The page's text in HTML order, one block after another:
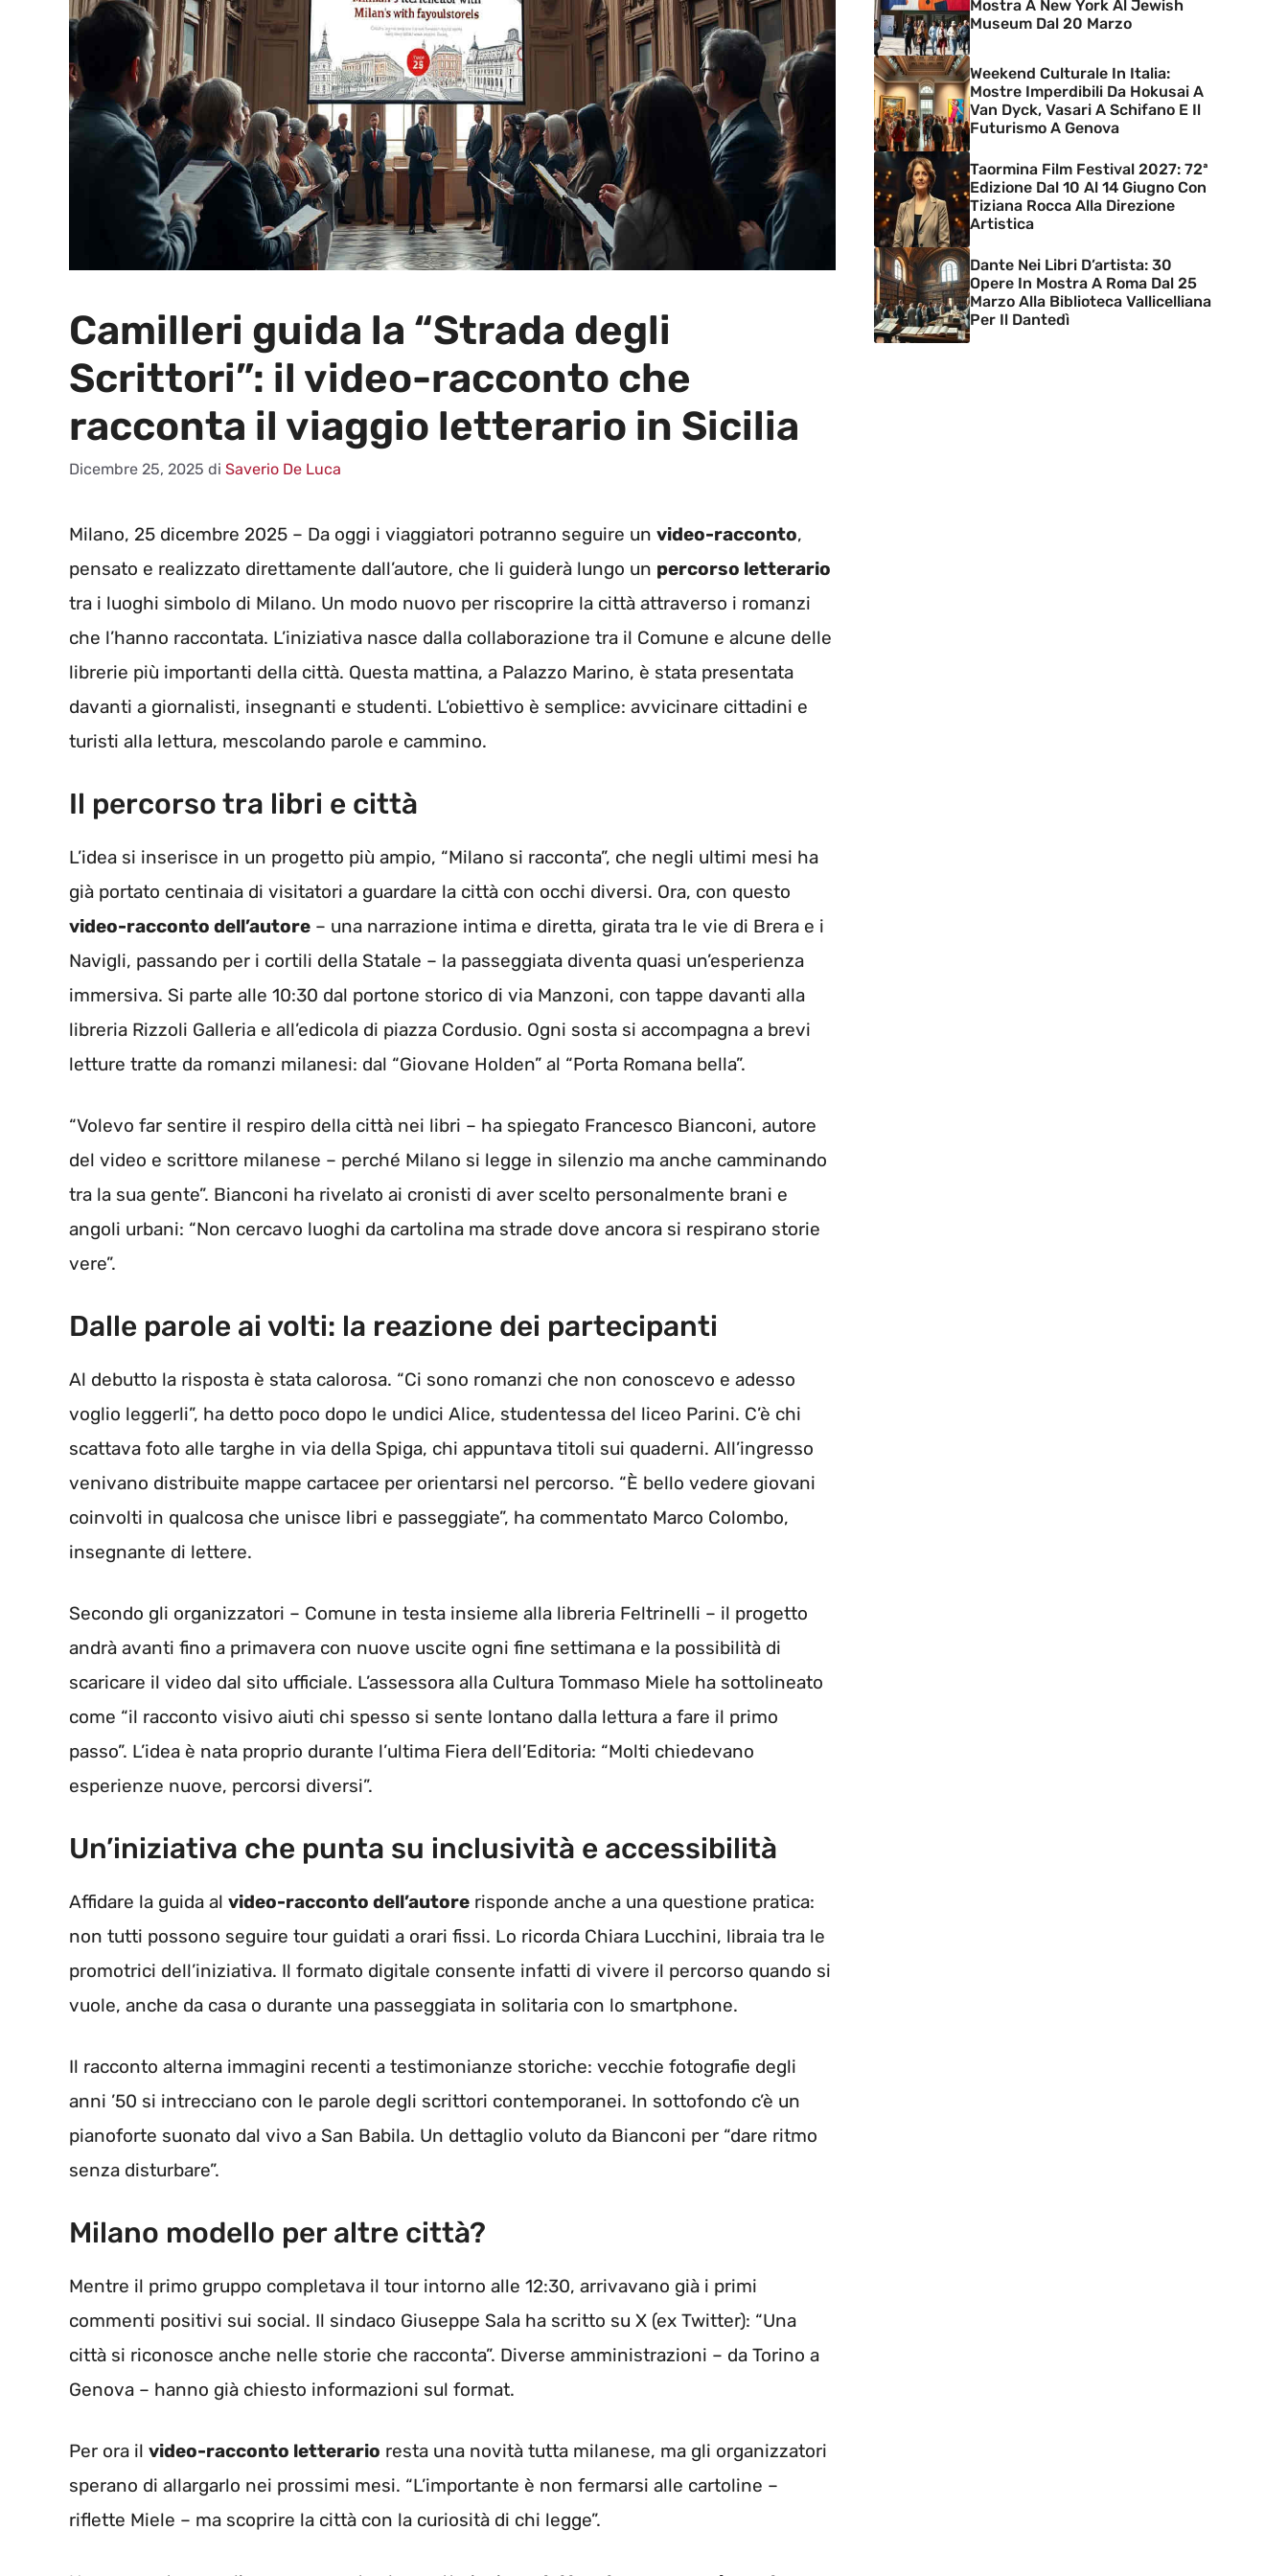
Camilleri guida la “Strada degli
Scrittori”: il video-racconto che
racconta il viaggio letterario in Sicilia
Dicembre 25, 2025 di Saverio De Luca
Milano, 25 dicembre 2025 – Da oggi i viaggiatori potranno seguire un video-racconto,
pensato e realizzato direttamente dall’autore, che li guiderà lungo un percorso letterario
tra i luoghi simbolo di Milano. Un modo nuovo per riscoprire la città attraverso i romanzi
che l’hanno raccontata. L’iniziativa nasce dalla collaborazione tra il Comune e alcune delle
librerie più importanti della città. Questa mattina, a Palazzo Marino, è stata presentata
davanti a giornalisti, insegnanti e studenti. L’obiettivo è semplice: avvicinare cittadini e
turisti alla lettura, mescolando parole e cammino.
Il percorso tra libri e città
L’idea si inserisce in un progetto più ampio, “Milano si racconta”, che negli ultimi mesi ha
già portato centinaia di visitatori a guardare la città con occhi diversi. Ora, con questo
video-racconto dell’autore – una narrazione intima e diretta, girata tra le vie di Brera e i
Navigli, passando per i cortili della Statale – la passeggiata diventa quasi un’esperienza
immersiva. Si parte alle 10:30 dal portone storico di via Manzoni, con tappe davanti alla
libreria Rizzoli Galleria e all’edicola di piazza Cordusio. Ogni sosta si accompagna a brevi
letture tratte da romanzi milanesi: dal “Giovane Holden” al “Porta Romana bella”.
“Volevo far sentire il respiro della città nei libri – ha spiegato Francesco Bianconi, autore
del video e scrittore milanese – perché Milano si legge in silenzio ma anche camminando
tra la sua gente”. Bianconi ha rivelato ai cronisti di aver scelto personalmente brani e
angoli urbani: “Non cercavo luoghi da cartolina ma strade dove ancora si respirano storie
vere”.
Dalle parole ai volti: la reazione dei partecipanti
Al debutto la risposta è stata calorosa. “Ci sono romanzi che non conoscevo e adesso
voglio leggerli”, ha detto poco dopo le undici Alice, studentessa del liceo Parini. C’è chi
scattava foto alle targhe in via della Spiga, chi appuntava titoli sui quaderni. All’ingresso
venivano distribuite mappe cartacee per orientarsi nel percorso. “È bello vedere giovani
coinvolti in qualcosa che unisce libri e passeggiate”, ha commentato Marco Colombo,
insegnante di lettere.
Secondo gli organizzatori – Comune in testa insieme alla libreria Feltrinelli – il progetto
andrà avanti fino a primavera con nuove uscite ogni fine settimana e la possibilità di
scaricare il video dal sito ufficiale. L’assessora alla Cultura Tommaso Miele ha sottolineato
come “il racconto visivo aiuti chi spesso si sente lontano dalla lettura a fare il primo
passo”. L’idea è nata proprio durante l’ultima Fiera dell’Editoria: “Molti chiedevano
esperienze nuove, percorsi diversi”.
Un’iniziativa che punta su inclusività e accessibilità
Affidare la guida al video-racconto dell’autore risponde anche a una questione pratica:
non tutti possono seguire tour guidati a orari fissi. Lo ricorda Chiara Lucchini, libraia tra le
promotrici dell’iniziativa. Il formato digitale consente infatti di vivere il percorso quando si
vuole, anche da casa o durante una passeggiata in solitaria con lo smartphone.
Il racconto alterna immagini recenti a testimonianze storiche: vecchie fotografie degli
anni ’50 si intrecciano con le parole degli scrittori contemporanei. In sottofondo c’è un
pianoforte suonato dal vivo a San Babila. Un dettaglio voluto da Bianconi per “dare ritmo
senza disturbare”.
Milano modello per altre città?
Mentre il primo gruppo completava il tour intorno alle 12:30, arrivavano già i primi
commenti positivi sui social. Il sindaco Giuseppe Sala ha scritto su X (ex Twitter): “Una
città si riconosce anche nelle storie che racconta”. Diverse amministrazioni – da Torino a
Genova – hanno già chiesto informazioni sul format.
Per ora il video-racconto letterario resta una novità tutta milanese, ma gli organizzatori
sperano di allargarlo nei prossimi mesi. “L’importante è non fermarsi alle cartoline –
riflette Miele – ma scoprire la città con la curiosità di chi legge”.
Mostra A New York Al Jewish
Museum Dal 20 Marzo
Weekend Culturale In Italia:
Mostre Imperdibili Da Hokusai A
Van Dyck, Vasari A Schifano E Il
Futurismo A Genova
Taormina Film Festival 2027: 72ª
Edizione Dal 10 Al 14 Giugno Con
Tiziana Rocca Alla Direzione
Artistica
Dante Nei Libri D’artista: 30
Opere In Mostra A Roma Dal 25
Marzo Alla Biblioteca Vallicelliana
Per Il Dantedì